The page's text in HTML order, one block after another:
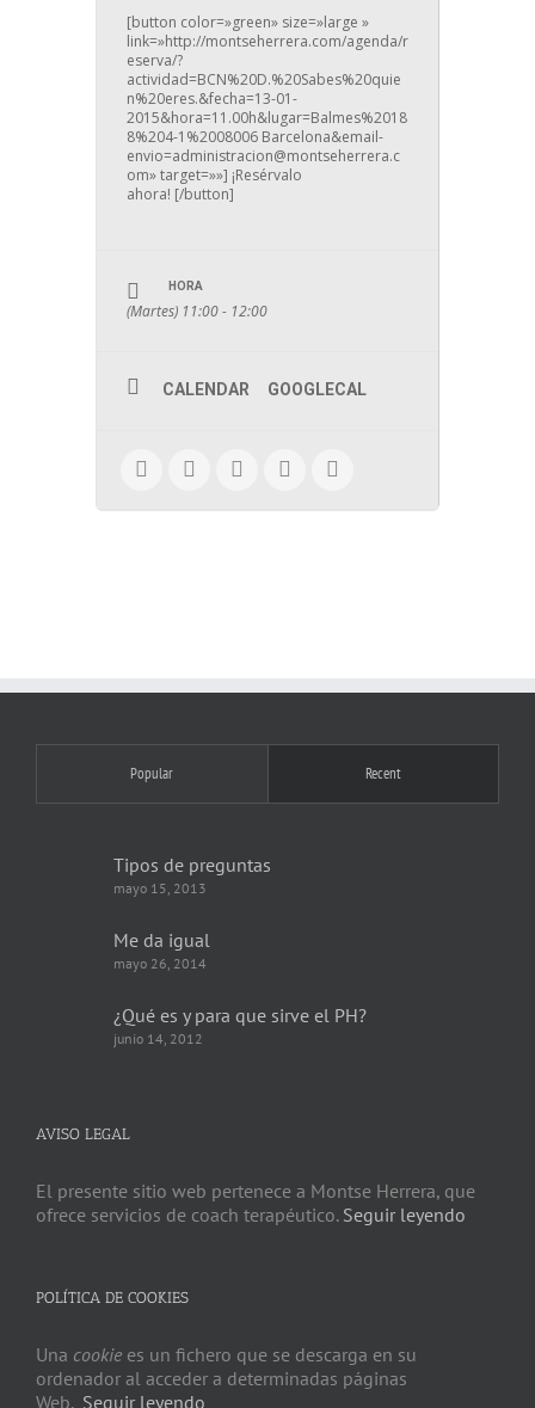
[button color=»green» size=»large »
link=»http://montseherrera.com/agenda/r
eserva/?
actividad=BCN%20D.%20Sabes%20quie
n%20eres.&fecha=13-01-
2015&hora=11.00h&lugar=Balmes%2018
8%204-1%2008006 Barcelona&email-
envio=administracion@montseherrera.c
om» target=»»] ¡Resérvalo
ahora! [/button]
HORA
(Martes) 11:00 - 12:00
CALENDAR GOOGLECAL
Popular Recent
Tipos de preguntas
mayo 15, 2013
Me da igual
mayo 26, 2014
¿Qué es y para que sirve el PH?
junio 14, 2012
AVISO LEGAL
El presente sitio web pertenece a Montse Herrera, que
ofrece servicios de coach terapéutico. Seguir leyendo
POLÍTICA DE COOKIES
Una cookie es un fichero que se descarga en su
ordenador al acceder a determinadas páginas
Web. Seguir leyendo